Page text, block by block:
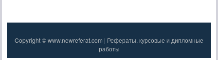
Copyright © www.newreferat.com | Рефераты, курсовые и дипломные
работы